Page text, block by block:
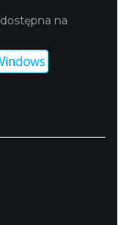
dostępna na